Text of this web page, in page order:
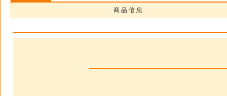
商 品 信 息